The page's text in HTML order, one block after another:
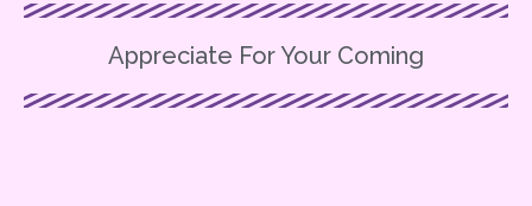
Appreciate For Your Coming